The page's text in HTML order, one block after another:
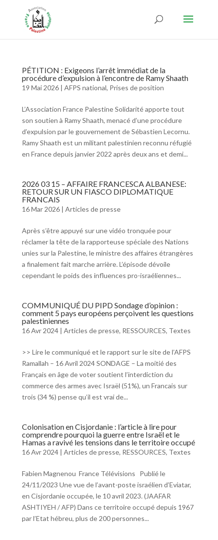
PÉTITION : Exigeons l’arrêt immédiat de la
procédure d’expulsion à l’encontre de Ramy Shaath
19 Mai 2026| AFPS national, Prises de position
L’Association France Palestine Solidarité apporte tout
son soutien à Ramy Shaath, menacé d’une procédure
d’expulsion par le gouvernement de Sébastien Lecornu.
Ramy Shaath est un militant palestinien reconnu réfugié
en France depuis janvier 2022 après deux ans et demi...
2026 03 15 – AFFAIRE FRANCESCA ALBANESE:
RETOUR SUR UN FIASCO DIPLOMATIQUE
FRANCAIS
16 Mar 2026| Articles de presse
Après s’être appuyé sur une vidéo tronquée pour
réclamer la tête de la rapporteuse spéciale des Nations
unies sur la Palestine, le ministre des affaires étrangères
a finalement fait marche arrière. L’épisode dévoile
cependant le poids des influences pro-israéliennes...
COMMUNIQUÉ DU PIPD Sondage d’opinion :
comment 5 pays européens perçoivent les questions
palestiniennes
16 Avr 2024| Articles de presse, RESSOURCES, Textes
>> Lire le communiqué et le rapport sur le site de l’AFPS
Ramallah – 16 Avril 2024 SONDAGE – La moitié des
Français en âge de voter soutient l’interdiction du
commerce des armes avec Israël (51%), un Francais sur
trois (34 %) pense qu’il est vrai de...
Colonisation en Cisjordanie : l’article à lire pour
comprendre pourquoi la guerre entre Israël et le
Hamas a ravivé les tensions dans le territoire occupé
16 Avr 2024| Articles de presse, RESSOURCES, Textes
Fabien Magnenou France Télévisions Publié le
24/11/2023 Une vue de l’avant-poste israélien d’Eviatar,
en Cisjordanie occupée, le 10 avril 2023. (JAAFAR
ASHTIYEH / AFP) Dans ce territoire occupé depuis 1967
par l’Etat hébreu, plus de 200 personnes...